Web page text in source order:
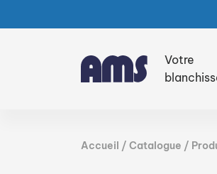
Votre
Accueil Catalogue